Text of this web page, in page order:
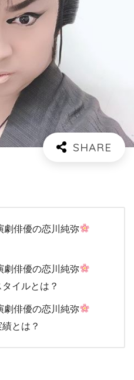
劇俳優の恋川純弥
劇俳優の恋川純弥
イルとは？
劇俳優の恋川純弥
とは？